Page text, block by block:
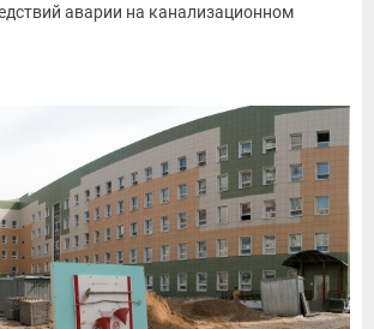
аварии на канализационном